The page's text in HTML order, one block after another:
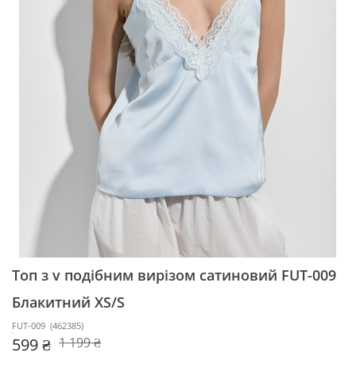
Топ з v подібним вирізом сатиновий FUT-009
Блакитний XS/S
FUT-009 (462385)
599 ₴ 1 199 ₴